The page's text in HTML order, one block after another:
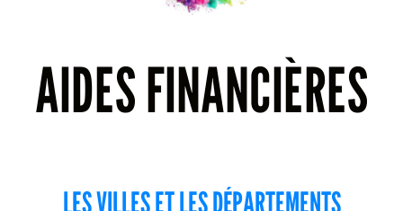
AIDES FINANCIÈRES
LES VILLES ET LES DÉPARTEMENTS